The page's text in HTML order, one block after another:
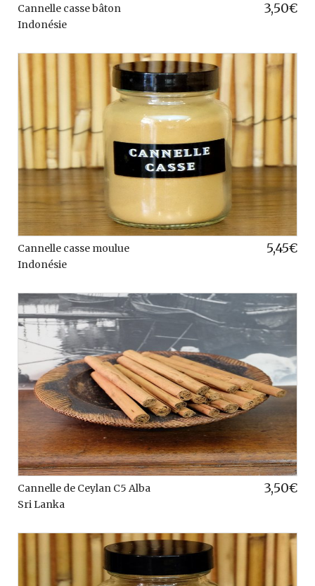
Cannelle casse bâton
Indonésie
3,50€
Cannelle casse moulue
Indonésie
5,45€
Cannelle de Ceylan C5 Alba
Sri Lanka
3,50€